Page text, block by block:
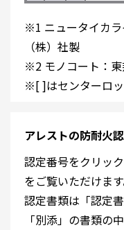
※1 ニュータイカ
（株）社製
※2 モノコート：
※[ ]はセンターロ
アレストの防耐火
認定番号をクリッ
をご覧いただけます
認定書類は「認定
「別添」の書類の